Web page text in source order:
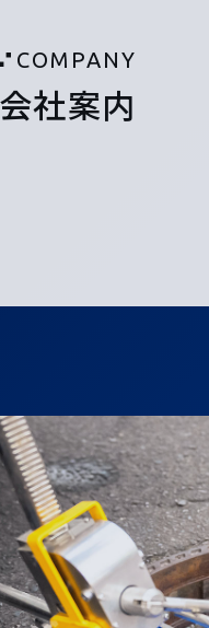
COMPANY
会社案内